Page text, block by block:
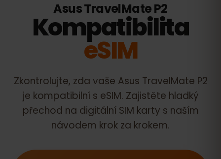
Asus TravelMate P2
Kompatibilita
eSIM
Zkontrolujte, zda vaše Asus TravelMate P2
je kompatibilní s eSIM. Zajistěte hladký
přechod na digitální SIM karty s naším
návodem krok za krokem.